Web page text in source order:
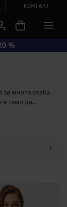
КОНТАКТ
%
за много слаба
е само да
платки,
винаги